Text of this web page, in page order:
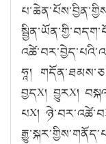
ཧཱ།
བྱདX། བྱུརX།
པX།